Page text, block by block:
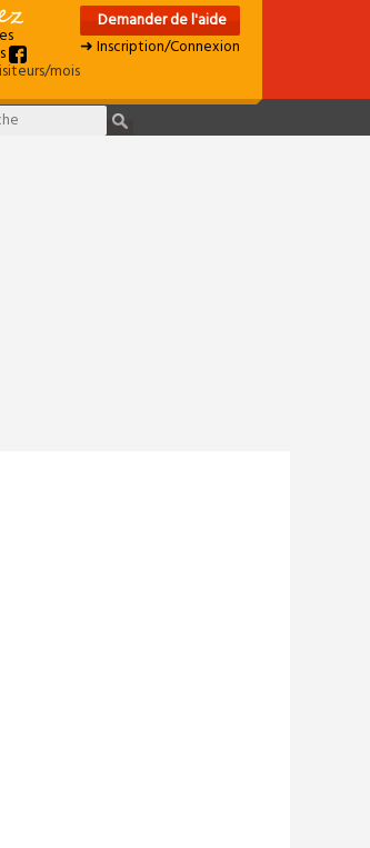
mois
Demander de l'aide
➜ Inscription/Connexion